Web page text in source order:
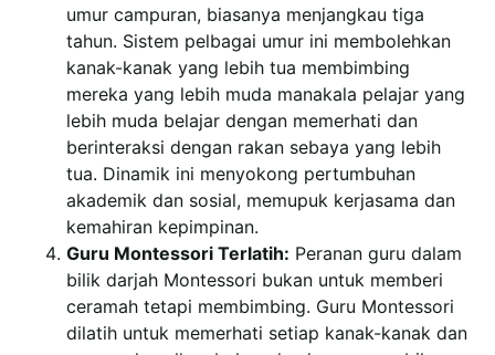
umur campuran, biasanya menjangkau tiga
tahun. Sistem pelbagai umur ini membolehkan
kanak-kanak yang lebih tua membimbing
mereka yang lebih muda manakala pelajar yang
lebih muda belajar dengan memerhati dan
berinteraksi dengan rakan sebaya yang lebih
tua. Dinamik ini menyokong pertumbuhan
akademik dan sosial, memupuk kerjasama dan
kemahiran kepimpinan.
Guru Montessori Terlatih: Peranan guru dalam
bilik darjah Montessori bukan untuk memberi
ceramah tetapi membimbing. Guru Montessori
dilatih untuk memerhati setiap kanak-kanak dan